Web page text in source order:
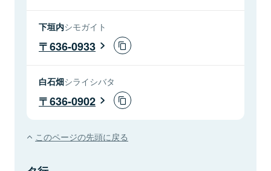
下垣内シモガイト
636-0933
白石畑シライシバタ
636-0902
このページの先頭に戻る